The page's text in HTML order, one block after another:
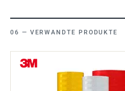
VERWANDTE PRODUKTE